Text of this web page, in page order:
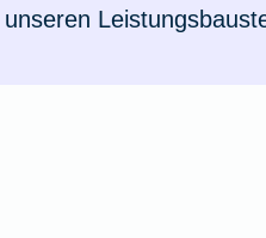
unseren